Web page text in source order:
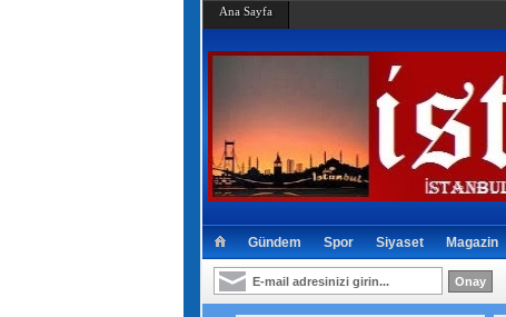
Ana Sayfa
Gündem Spor Siyaset Magazin